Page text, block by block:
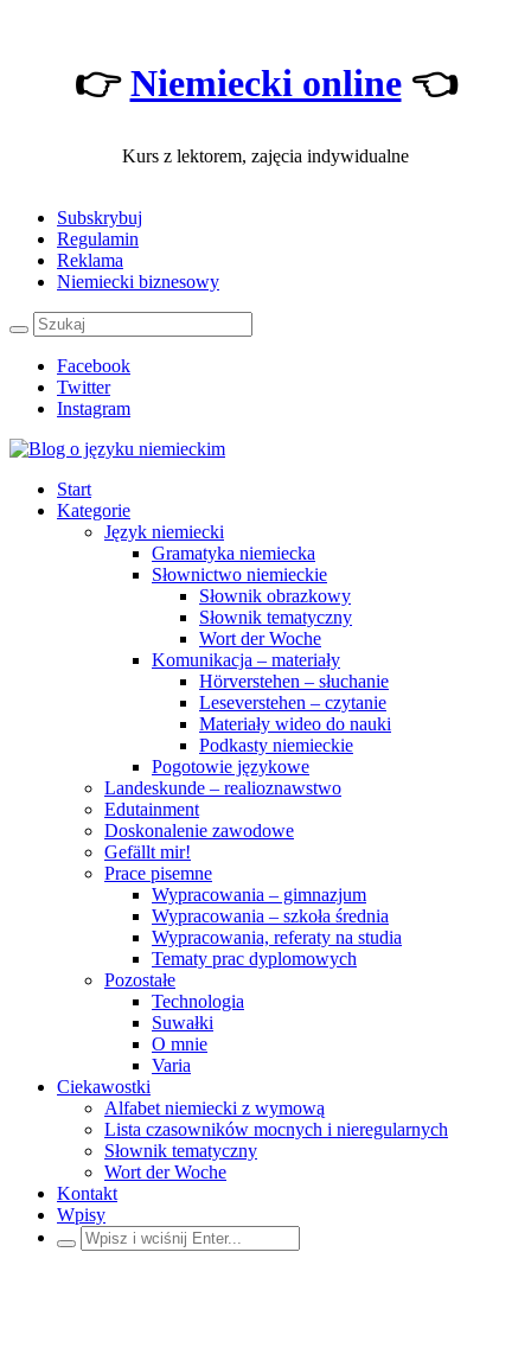
👉Niemiecki online👈
Kurs z lektorem, zajęcia indywidualne
Subskrybuj
Regulamin
Reklama
Niemiecki biznesowy
Facebook
Twitter
Instagram
Start
Kategorie
Język niemiecki
Gramatyka niemiecka
Słownictwo niemieckie
Słownik obrazkowy
Słownik tematyczny
Wort der Woche
Komunikacja – materiały
Hörverstehen – słuchanie
Leseverstehen – czytanie
Materiały wideo do nauki
Podkasty niemieckie
Pogotowie językowe
Landeskunde – realioznawstwo
Edutainment
Doskonalenie zawodowe
Gefällt mir!
Prace pisemne
Wypracowania – gimnazjum
Wypracowania – szkoła średnia
Wypracowania, referaty na studia
Tematy prac dyplomowych
Pozostałe
Technologia
Suwałki
O mnie
Varia
Ciekawostki
Alfabet niemiecki z wymową
Lista czasowników mocnych i nieregularnych
Słownik tematyczny
Wort der Woche
Kontakt
Wpisy